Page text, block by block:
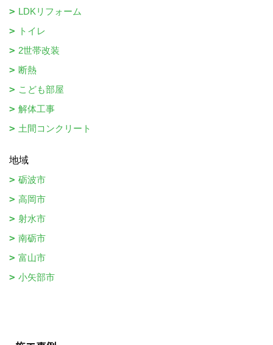
LDKリフォーム
トイレ
2世帯改装
断熱
こども部屋
解体工事
土間コンクリート
地域
砺波市
高岡市
射水市
南砺市
富山市
小矢部市